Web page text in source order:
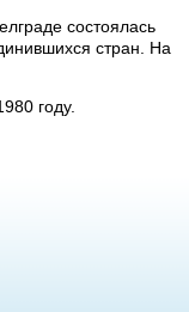
состоялась
стран. На
году.